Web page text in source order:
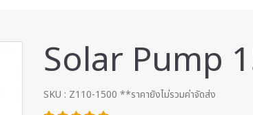
Solar Pump
SKU : Z110-1500 **ราคายังไม่รวมค่าจัดส่ง